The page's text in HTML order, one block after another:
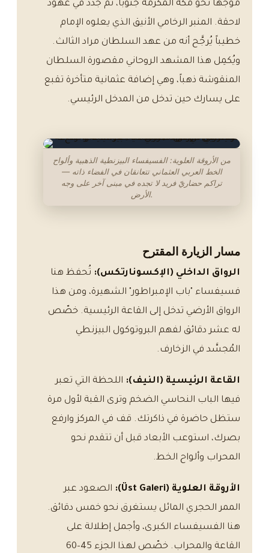
مُوجَّهاً نحو مكة المكرمة جنوباً، ثم جُدِّد في عهود
لاحقة. المنبر الرخامي الأنيق الذي يعلوه الإمام
خطيباً يُرجَّح أنه من عهد السلطان مراد الثالث.
ويُكمِل هذا المشهد الروحاني مقصورة السلطان
المنقوشة ذهباً، وهي إضافة عثمانية متأخرة تقبع
على يسارك حين تدخل من المدخل الرئيسي.
من الأروقة العلوية: الفسيفساء البيزنطية الذهبية وألواح
الخط العربي العثماني تتعانقان في الفضاء ذاته —
تراكم حضاريّ فريد لا تجده في مبنى آخر على وجه
الأرض.
مسار الزيارة المقترح
الرواق الداخلي (الإكسونارتكس): تُحفظ هنا
فسيفساء "باب الإمبراطور" الشهيرة، ومن هذا
الرواق الأرضي تدخل إلى القاعة الرئيسية. خصّص
له عشر دقائق لفهم البروتوكول البيزنطي
المُجسَّد في الزخارف.
القاعة الرئيسية (النيف): اللحظة التي تعبر
فيها الباب النحاسي الضخم وترى القبة لأول مرة
ستظل حاضرة في ذاكرتك. قف في المركز وارفع
بصرك، استوعب الأبعاد قبل أن تتقدم نحو
المحراب وألواح الخط.
الأروقة العلوية (Üst Galeri):
الصعود عبر
الممر الحجري المائل يستغرق نحو خمس دقائق.
هنا الفسيفساء الكبرى، وأجمل إطلالة على
القاعة والمحراب. خصّص لهذا الجزء 45–60